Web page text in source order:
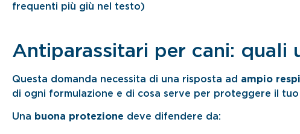
frequenti più giù nel testo)
Antiparassitari per cani: quali
Questa domanda necessita di una risposta ad ampio
di ogni formulazione e di cosa serve per proteggere il
Una buona protezione deve difendere da: